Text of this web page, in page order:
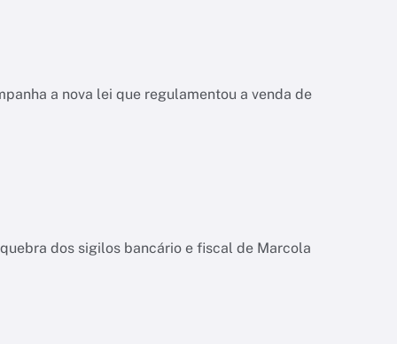
a nova lei que regulamentou a venda de
dos sigilos bancário e fiscal de Marcola